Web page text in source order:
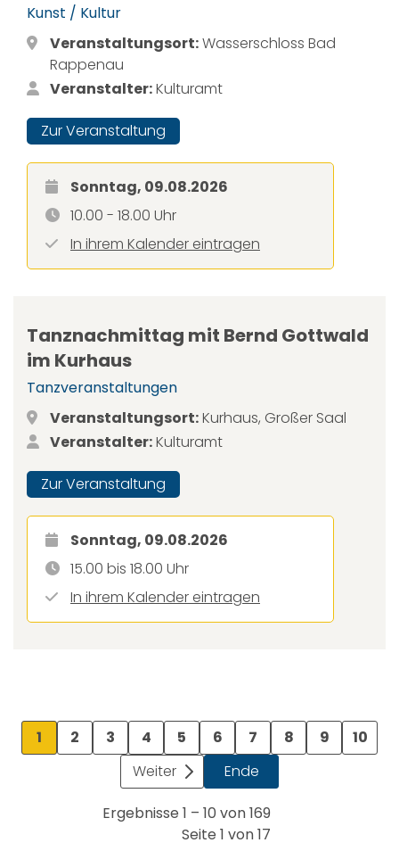
Kunst / Kultur
Veranstaltungsort:Wasserschloss Bad
Rappenau
Veranstalter:Kulturamt
Zur Veranstaltung
Sonntag, 09.08.2026
10.00 - 18.00 Uhr
In ihrem Kalender eintragen
Tanznachmittag mit Bernd Gottwald
im Kurhaus
Tanzveranstaltungen
Veranstaltungsort:Kurhaus, Großer Saal
Veranstalter:Kulturamt
Zur Veranstaltung
Sonntag, 09.08.2026
15.00 bis 18.00 Uhr
In ihrem Kalender eintragen
1 2 3 4 5 6 7 8 9
10
Weiter
Ende
Ergebnisse 1 – 10 von 169
Seite 1 von 17